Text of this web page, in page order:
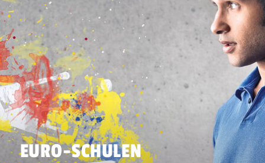
EURO-SCHULEN